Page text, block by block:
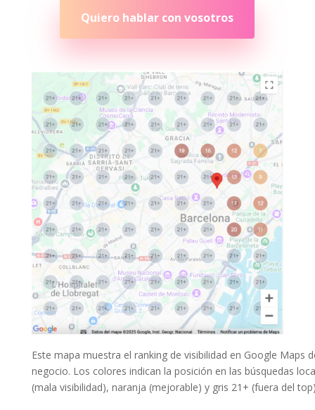
Quiero hablar con vosotros
Este mapa muestra el ranking de visibilidad en Google Maps
negocio. Los colores indican la posición en las búsquedas
(mala visibilidad), naranja (mejorable) y gris 21+ (fuera del